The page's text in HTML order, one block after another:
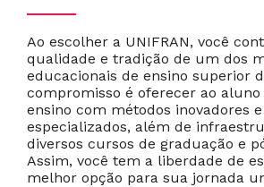
Ao escolher a UNIFRAN, você
qualidade e tradição de um dos
educacionais de ensino superior
compromisso é oferecer ao
ensino com métodos inovadores
especializados, além de
diversos cursos de graduação e
Assim, você tem a liberdade de
melhor opção para sua jornada